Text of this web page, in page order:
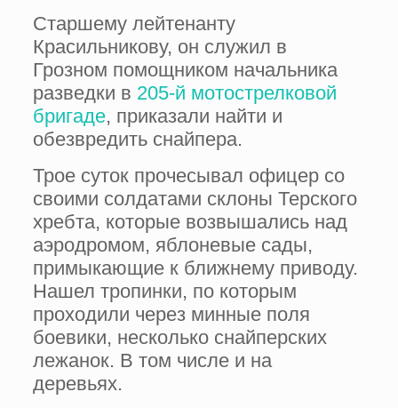
Старшему лейтенанту
Красильникову, он служил в
Грозном помощником начальника
разведки в 205-й мотострелковой
бригаде, приказали найти и
обезвредить снайпера.
Трое суток прочесывал офицер со
своими солдатами склоны Терского
хребта, которые возвышались над
аэродромом, яблоневые сады,
примыкающие к ближнему приводу.
Нашел тропинки, по которым
проходили через минные поля
боевики, несколько снайперских
лежанок. В том числе и на
деревьях.